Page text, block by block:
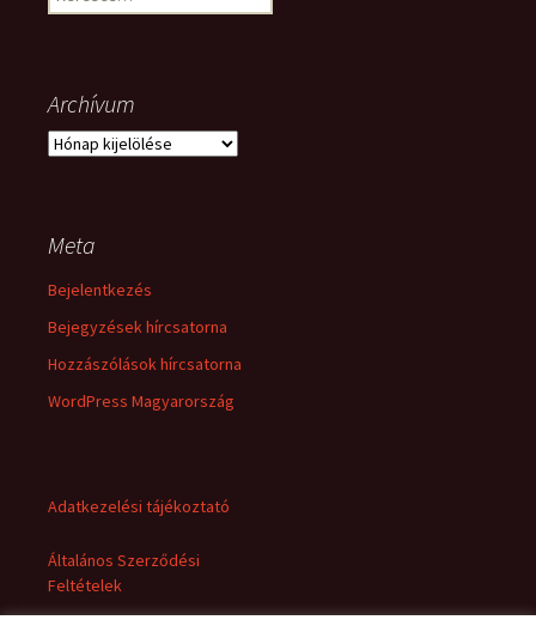
Archívum
Archívum
Meta
Bejelentkezés
Bejegyzések hírcsatorna
Hozzászólások hírcsatorna
WordPress Magyarország
Adatkezelési tájékoztató
Általános Szerződési
Feltételek